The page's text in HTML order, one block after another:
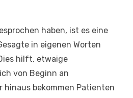
haben, ist es eine
in eigenen Worten
hilft, etwaige
von Beginn an
hinaus bekommen Patienten